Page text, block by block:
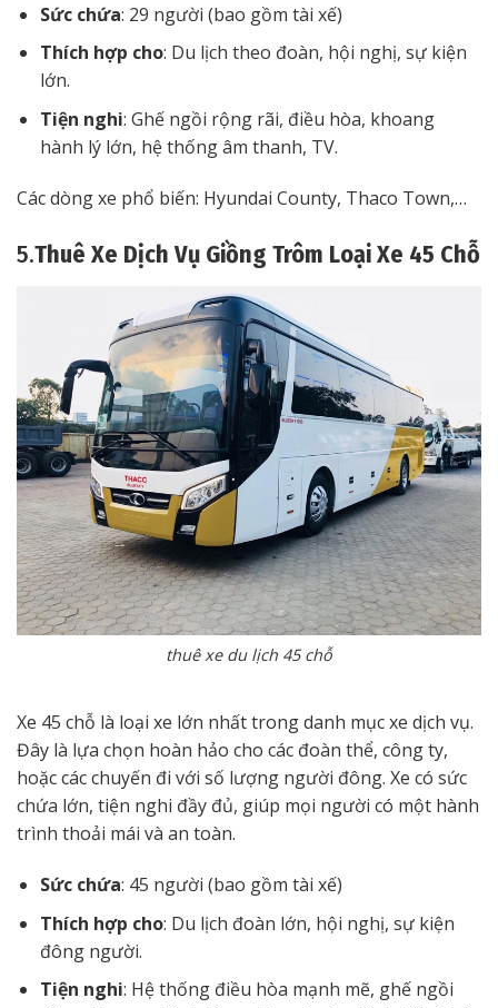
Sức chứa: 29 người (bao gồm tài xế)
Thích hợp cho: Du lịch theo đoàn, hội nghị, sự kiện
lớn.
Tiện nghi: Ghế ngồi rộng rãi, điều hòa, khoang
hành lý lớn, hệ thống âm thanh, TV.
Các dòng xe phổ biến: Hyundai County, Thaco Town,…
5.Thuê Xe Dịch Vụ Giồng Trôm Loại Xe 45 Chỗ
thuê xe du lịch 45 chỗ
Xe 45 chỗ là loại xe lớn nhất trong danh mục xe dịch vụ.
Đây là lựa chọn hoàn hảo cho các đoàn thể, công ty,
hoặc các chuyến đi với số lượng người đông. Xe có sức
chứa lớn, tiện nghi đầy đủ, giúp mọi người có một hành
trình thoải mái và an toàn.
Sức chứa: 45 người (bao gồm tài xế)
Thích hợp cho: Du lịch đoàn lớn, hội nghị, sự kiện
đông người.
Tiện nghi: Hệ thống điều hòa mạnh mẽ, ghế ngồi